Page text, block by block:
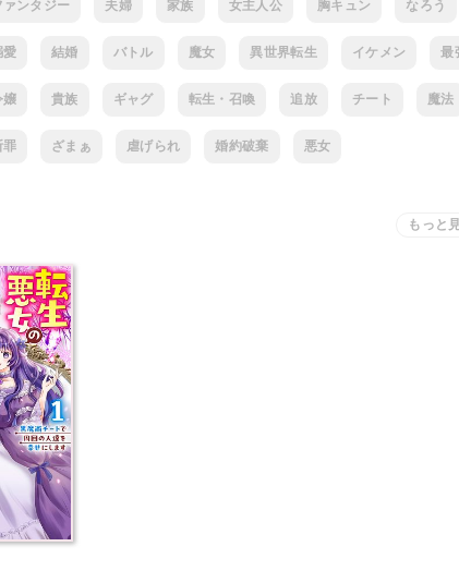
ァンタジー 夫婦 家族 女主人公 胸キュン なろう
愛 結婚 バトル 魔女 異世界転生 イケメン 最
嬢 貴族 ギャグ 転生・召喚 追放 チート 魔法
罪 ざまぁ 虐げられ 婚約破棄 悪女